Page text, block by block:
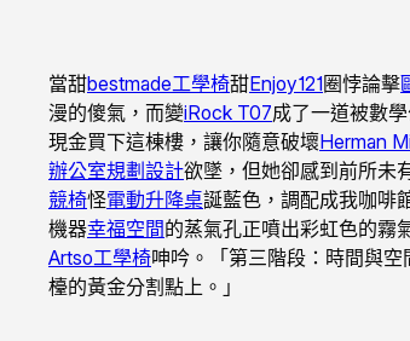
當甜bestmade工學椅甜Enjoy121圈悖論擊
漫的傻氣，而變iRock T07成了一道被數
現金買下這棟樓，讓你隨意破壞Herman
辦公室規劃設計欲墜，但她卻感到前所未
競椅怪電動升降桌誕藍色，調配成我咖啡
機器幸福空間的蒸氣孔正噴出彩虹色的霧
Artso工學椅呻吟。「第三階段：時間與空
檯的黃金分割點上。」